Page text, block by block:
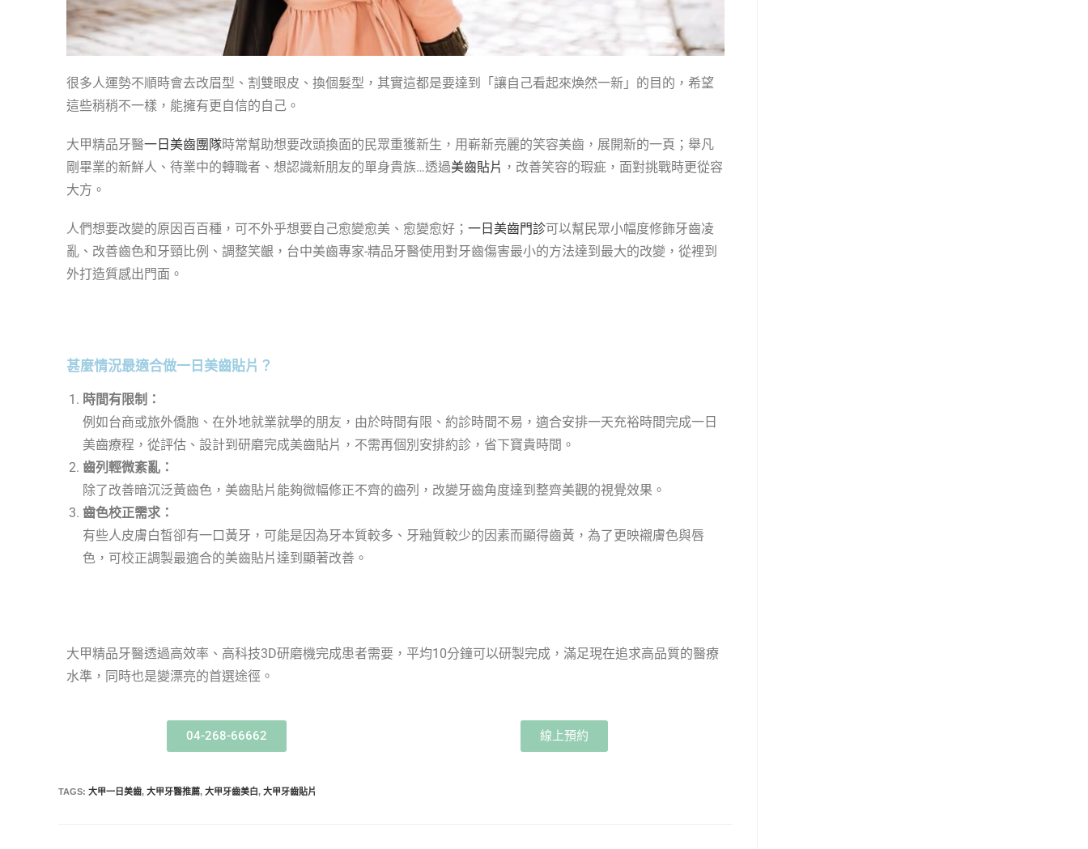
很多人運勢不順時會去改眉型、割雙眼皮、換個髮型，其實這都是要達到「讓自己看起來煥然一新」的目的，希望
這些稍稍不一樣，能擁有更自信的自己。
大甲精品牙醫一日美齒團隊時常幫助想要改頭換面的民眾重獲新生，用嶄新亮麗的笑容美齒，展開新的一頁；舉凡
剛畢業的新鮮人、待業中的轉職者、想認識新朋友的單身貴族…透過美齒貼片 ，改善笑容的瑕疵，面對挑戰時更從容
大方。
人們想要改變的原因百百種，可不外乎想要自己愈變愈美、愈變愈好； 一日美齒門診可以幫民眾小幅度修飾牙齒凌
亂、改善齒色和牙頸比例、調整笑齦，台中美齒專家-精品牙醫使用對牙齒傷害最小的方法達到最大的改變，從裡到
外打造質感出門面。
甚麼情況最適合做一日美齒貼片？
時間有限制：
例如台商或旅外僑胞、在外地就業就學的朋友，由於時間有限、約診時間不易，適合安排一天充裕時間完成一日
美齒療程，從評估、設計到研磨完成美齒貼片，不需再個別安排約診，省下寶貴時間。
齒列輕微紊亂：
除了改善暗沉泛黃齒色，美齒貼片能夠微幅修正不齊的齒列，改變牙齒角度達到整齊美觀的視覺效果。
齒色校正需求：
有些人皮膚白皙卻有一口黃牙，可能是因為牙本質較多、牙釉質較少的因素而顯得齒黃，為了更映襯膚色與唇
色，可校正調製最適合的美齒貼片達到顯著改善。
大甲精品牙醫透過高效率、高科技3D研磨機完成患者需要，平均10分鐘可以研製完成，滿足現在追求高品質的醫療
水準，同時也是變漂亮的首選途徑。
04-268-66662 線上預約
TAGS: 大甲一日美齒, 大甲牙醫推薦, 大甲牙齒美白, 大甲牙齒貼片